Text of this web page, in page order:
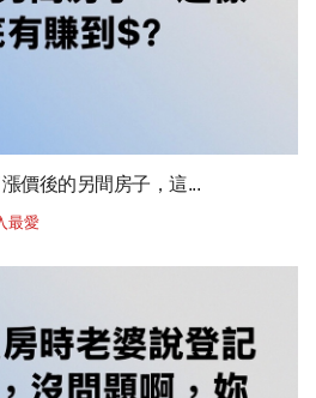
價後的另間房子，這...
最愛